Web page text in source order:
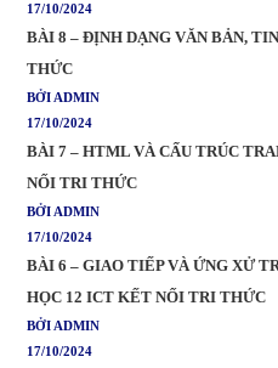
17/10/2024
BÀI 8 – ĐỊNH DẠNG VĂN BẢN,
THỨC
BỞI ADMIN
17/10/2024
BÀI 7 – HTML VÀ CẤU TRÚC
NỐI TRI THỨC
BỞI ADMIN
17/10/2024
BÀI 6 – GIAO TIẾP VÀ ỨNG XỬ
HỌC 12 ICT KẾT NỐI TRI THỨC
BỞI ADMIN
17/10/2024